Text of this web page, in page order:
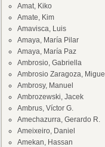
Amat, Kiko
Amate, Kim
Amavisca, Luis
Amaya, María Pilar
Amaya, María Paz
Ambrosio, Gabriella
Ambrosio Zaragoza, Miguel
Ambrosy, Manuel
Ambrozewski, Jacek
Ambrus, Víctor G.
Amechazurra, Gerardo R.
Ameixeiro, Daniel
Amekan, Hassan